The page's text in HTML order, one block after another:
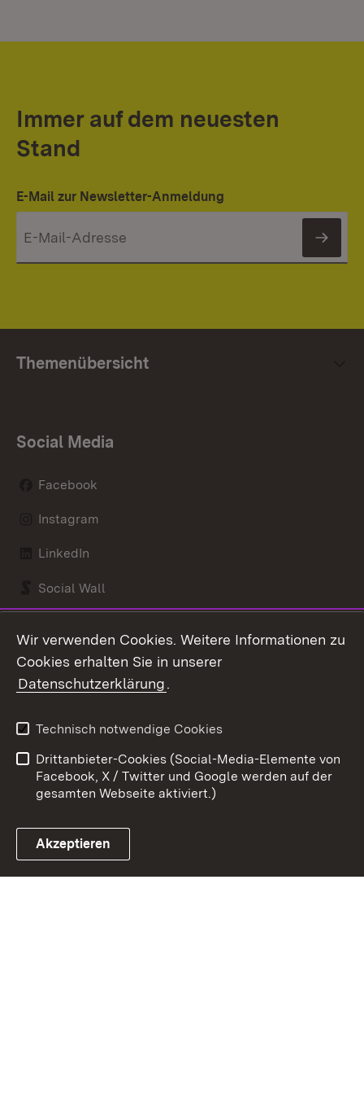
Immer auf dem neuesten
Stand
E-Mail zur Newsletter-Anmeldung
Themenübersicht
Social Media
Facebook
Instagram
LinkedIn
Social Wall
Link zum Landesportal
Kontakt
Barrierefreiheit
Impressum
Cookies
Wir verwenden Cookies. Weitere Informationen zu
Cookies erhalten Sie in unserer
Datenschutzerklärung.
Technisch notwendige Cookies
Drittanbieter-Cookies (Social-Media-Elemente von
Facebook, X / Twitter und Google werden auf der
gesamten Webseite aktiviert.)
Akzeptieren